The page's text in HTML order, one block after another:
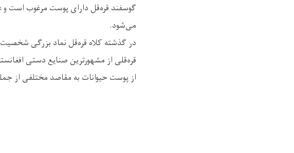
گوسفند قره‌قل دارای پوست مرغوب است و
می‌شود.
در گذشته کلاه قره‌قل نماد بزرگی شخصیت
قره‌قلی از مشهورترین صنایع دستی
از پوست حیوانات به مقاصد مختلفی از